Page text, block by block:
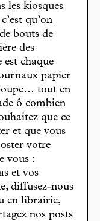
les kiosques
qu’on
bouts de
des
chaque
papier
tout en
ô combien
que ce
et que vous
votre
vous :
et vos
diffusez-nous
en librairie,
nos posts